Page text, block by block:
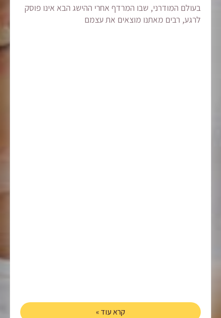
בעולם המודרני, שבו המרדף אחרי ההישג הבא אינו פוסק
לרגע, רבים מאתנו מוצאים את עצמם
קרא עוד »